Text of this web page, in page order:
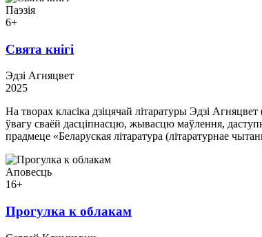
Паэзія
6+
Свята кнігі
Эдзі Агняцвет
2025
На творах класіка дзіцячай літаратуры Эдзі
ўвагу сваёй дасціпнасцю, жывасцю маўлення,
прадмеце «Беларуская літаратура (літаратурнае
Аповесць
16+
Прогулка к облакам